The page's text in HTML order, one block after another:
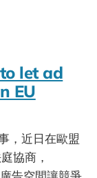
let ad
EU
，近日在歐盟
協商，